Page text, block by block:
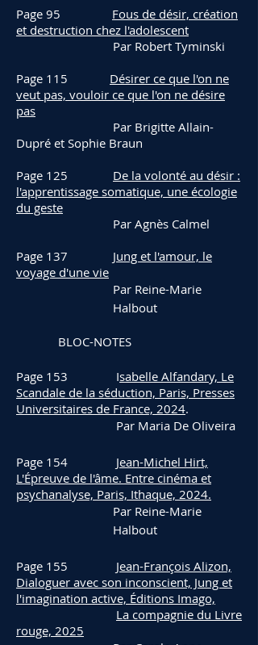
Page 95 Fous de désir, création
et destruction chez l'adolescent
Par Robert Tyminski
Page 115 Désirer ce que l'on ne
veut pas, vouloir ce que l'on ne désire
pas
Par Brigitte Allain-
Dupré et Sophie Braun
Page 125 De la volonté au désir :
l'apprentissage somatique, une écologie
du geste
Par Agnès Calmel
Page 137 Jung et l'amour, le
voyage d'une vie
Par Reine-Marie
Halbout
BLOC-NOTES
Page 153 Isabelle Alfandary, Le
Scandale de la séduction, Paris, Presses
Universitaires de France, 2024.
Par Maria De Oliveira
Page 154 Jean-Michel Hirt,
L'Épreuve de l'âme. Entre cinéma et
psychanalyse, Paris, Ithaque, 2024.
Par Reine-Marie
Halbout
Page 155 Jean-François Alizon,
Dialoguer avec son inconscient, Jung et
l'imagination active, Éditions Imago,
La compagnie du Livre
rouge, 2025